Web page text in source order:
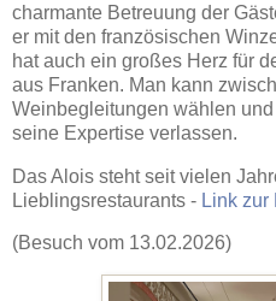
charmante Betreuung der
er mit den französischen
hat auch ein großes Herz für
aus Franken. Man kann
Weinbegleitungen wählen
seine Expertise verlassen.
Das Alois steht seit vielen
Lieblingsrestaurants - Link zur
(Besuch vom 13.02.2026)